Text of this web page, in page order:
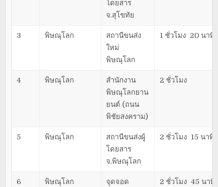
โดยสาร
จ.สุโขทัย
3 พิษณุโลก
สถานีขนส่ง
ใหม่
พิษณุโลก
1 ชั่วโมง 20 นาที
4 พิษณุโลก
สำนักงาน
พิษณุโลกยาน
ยนต์ (ถนน
พิชัยสงคราม)
2 ชั่วโมง
5 พิษณุโลก
สถานีขนส่งผู้
โดยสาร
จ.พิษณุโลก
2 ชั่วโมง 15 นาที
6 พิษณุโลก
จุดจอด
2 ชั่วโมง 45 นาที